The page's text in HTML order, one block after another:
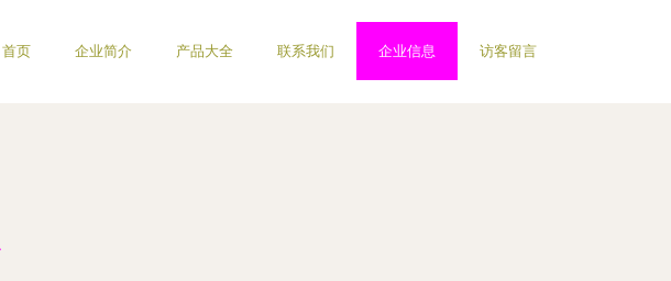
首页 企业简介 产品大全 联系我们 企业信息 访客留言